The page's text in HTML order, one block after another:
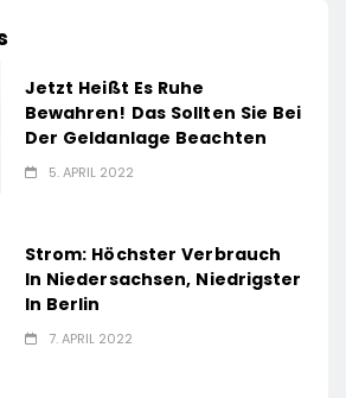
Jetzt Heißt Es Ruhe
Bewahren! Das Sollten Sie Bei
Der Geldanlage Beachten
5. APRIL 2022
Strom: Höchster Verbrauch
In Niedersachsen, Niedrigster
In Berlin
7. APRIL 2022